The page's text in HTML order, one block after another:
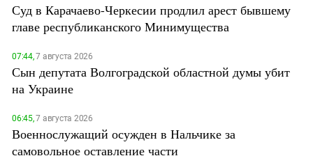
Суд в Карачаево-Черкесии продлил арест бывшему
главе республиканского Минимущества
07:44,7 августа 2026
Сын депутата Волгоградской областной думы убит
на Украине
06:45,7 августа 2026
Военнослужащий осужден в Нальчике за
самовольное оставление части